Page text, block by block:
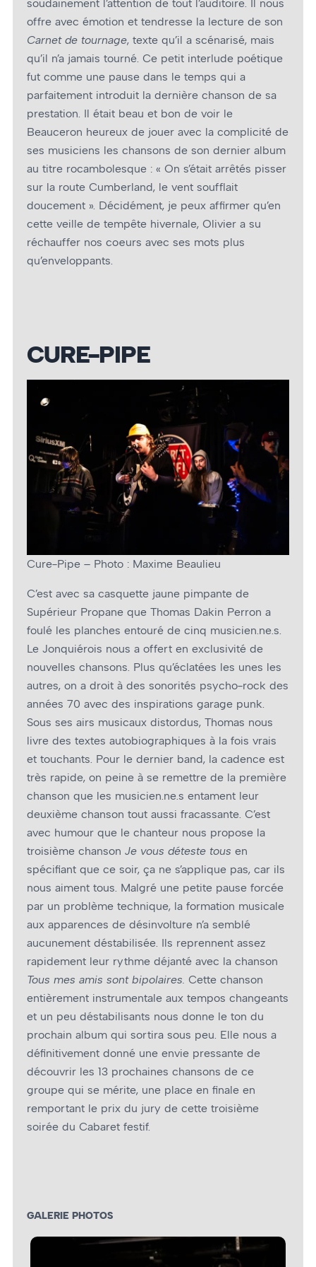
soudainement l’attention de tout l’auditoire. Il nous
offre avec émotion et tendresse la lecture de son
Carnet de tournage, texte qu’il a scénarisé, mais
qu’il n’a jamais tourné. Ce petit interlude poétique
fut comme une pause dans le temps qui a
parfaitement introduit la dernière chanson de sa
prestation. Il était beau et bon de voir le
Beauceron heureux de jouer avec la complicité de
ses musiciens les chansons de son dernier album
au titre rocambolesque : « On s’était arrêtés pisser
sur la route Cumberland, le vent soufflait
doucement ». Décidément, je peux affirmer qu’en
cette veille de tempête hivernale, Olivier a su
réchauffer nos cœurs avec ses mots plus
qu’enveloppants.
CURE-PIPE
Cure-Pipe – Photo : Maxime Beaulieu
C’est avec sa casquette jaune pimpante de
Supérieur Propane que Thomas Dakin Perron a
foulé les planches entouré de cinq musicien.ne.s.
Le Jonquiérois nous a offert en exclusivité de
nouvelles chansons. Plus qu’éclatées les unes les
autres, on a droit à des sonorités psycho-rock des
années 70 avec des inspirations garage punk.
Sous ses airs musicaux distordus, Thomas nous
livre des textes autobiographiques à la fois vrais
et touchants. Pour le dernier band, la cadence est
très rapide, on peine à se remettre de la première
chanson que les musicien.ne.s entament leur
deuxième chanson tout aussi fracassante. C’est
avec humour que le chanteur nous propose la
troisième chanson Je vous déteste tous en
spécifiant que ce soir, ça ne s’applique pas, car ils
nous aiment tous. Malgré une petite pause forcée
par un problème technique, la formation musicale
aux apparences de désinvolture n’a semblé
aucunement déstabilisée. Ils reprennent assez
rapidement leur rythme déjanté avec la chanson
Tous mes amis sont bipolaires. Cette chanson
entièrement instrumentale aux tempos changeants
et un peu déstabilisants nous donne le ton du
prochain album qui sortira sous peu. Elle nous a
définitivement donné une envie pressante de
découvrir les 13 prochaines chansons de ce
groupe qui se mérite, une place en finale en
remportant le prix du jury de cette troisième
soirée du Cabaret festif.
GALERIE PHOTOS